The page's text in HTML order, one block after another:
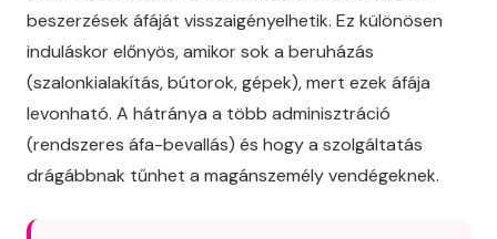
beszerzések áfáját visszaigényelhetik. Ez különösen
induláskor előnyös, amikor sok a beruházás
(szalonkialakítás, bútorok, gépek), mert ezek áfája
levonható. A hátránya a több adminisztráció
(rendszeres áfa-bevallás) és hogy a szolgáltatás
drágábbnak tűnhet a magánszemély vendégeknek.